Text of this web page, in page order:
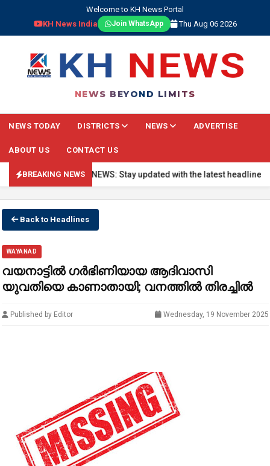
Welcome to KH News Portal
KH News India
Join WhatsApp Thu Aug 06 2026
NEWS BEYOND LIMITS
NEWS TODAY DISTRICTS NEWS ADVERTISE
ABOUT US CONTACT US
BREAKING NEWS
🔴 BREAKING NEWS: Stay updated with the latest headlines,
Back to Headlines
WAYANAD
വയനാട്ടിൽ ഗർഭിണിയായ ആദിവാസി
യുവതിയെ കാണാതായി; വനത്തിൽ തിരച്ചിൽ
Published by Editor Wednesday, 19 November 2025